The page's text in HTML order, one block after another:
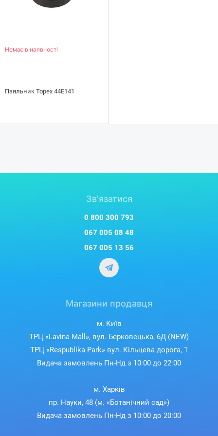
Немає в наявності
Паяльник Topex 44E141
Зв'язатися
0 800 300 793
067 005 08 48
067 005 13 56
Магазини продавця
м. Київ
ТРЦ «Lavina Mall», вул. Берковецька, 6Д (NEW)
ТРЦ «Respublika Park» вул. Кільцева дорога, 1
Видача замовлень Пн-Нд з 10:00 до 22:00
м. Харків
пр. Науки, 48 (м. «Ботанічний сад»)
Видача замовлень Пн-Нд з 10:00 до 20:00